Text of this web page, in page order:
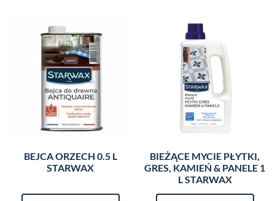
BEJCA ORZECH 0.5 L
STARWAX
BIEŻĄCE MYCIE PŁYTKI,
GRES, KAMIEŃ & PANELE 1
L STARWAX